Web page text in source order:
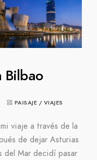
Bilbao
PAISAJE / VIAJES
viaje a través de la
de dejar Asturias
del Mar decidí pasar